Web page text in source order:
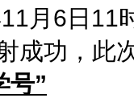
6日11时
成功，此
号”